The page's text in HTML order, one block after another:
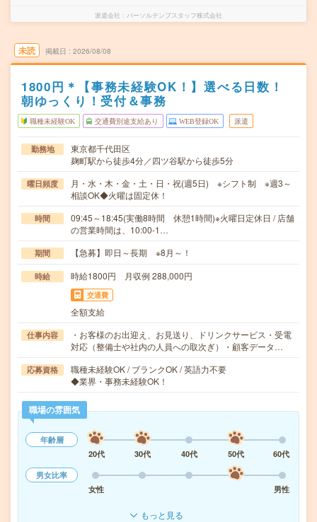
派遣会社 パーソルテンプスタッフ株式会社
未読 掲載日 2026/08/08
1800円＊【事務未経験OK！】選べる日数！
朝ゆっくり！受付＆事務
職種未経験OK 交通費別途支給あり WEB登録OK 派遣
勤務地
東京都千代田区
麹町駅から徒歩4分／四ツ谷駅から徒歩5分
曜日頻度
月・水・木・金・土・日・祝(週5日) ※シフト制 ※週3～
相談OK◆火曜は固定休！
時間
09:45～18:45(実働8時間 休憩1時間)※火曜日定休日 / 店舗
の営業時間は、10:00-1…
期間 【急募】即日～長期 ※8月～！
時給 時給1800円 月収例 288,000円
交通費
全額支給
仕事内容
・お客様のお出迎え、お見送り、ドリンクサービス・受電
対応（整備士や社内の人員への取次ぎ）・顧客データ…
応募資格
職種未経験OK / ブランクOK / 英語力不要
◆業界・事務未経験OK！
職場の雰囲気
年齢層
20代
30代 40代 50代
60代
男女比率
女性
男性
もっと見る